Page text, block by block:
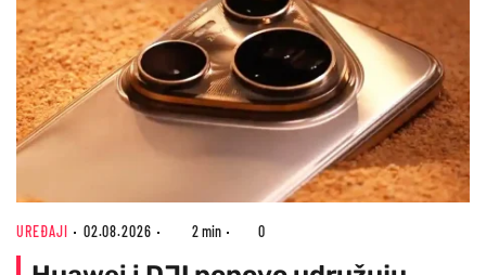
UREĐAJI 02.08.2026 2 min 0